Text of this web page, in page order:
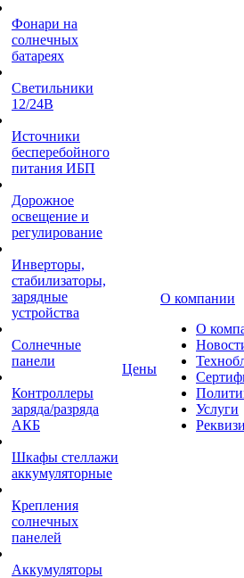
Фонари на
солнечных
батареях
Светильники
12/24В
Источники
бесперебойного
питания ИБП
Дорожное
освещение и
регулирование
Инверторы,
стабилизаторы,
зарядные
устройства
Солнечные
панели
Контроллеры
заряда/разряда
АКБ
Шкафы стеллажи
аккумуляторные
Крепления
солнечных
панелей
Аккумуляторы
Цены
О компании
О
Услуги